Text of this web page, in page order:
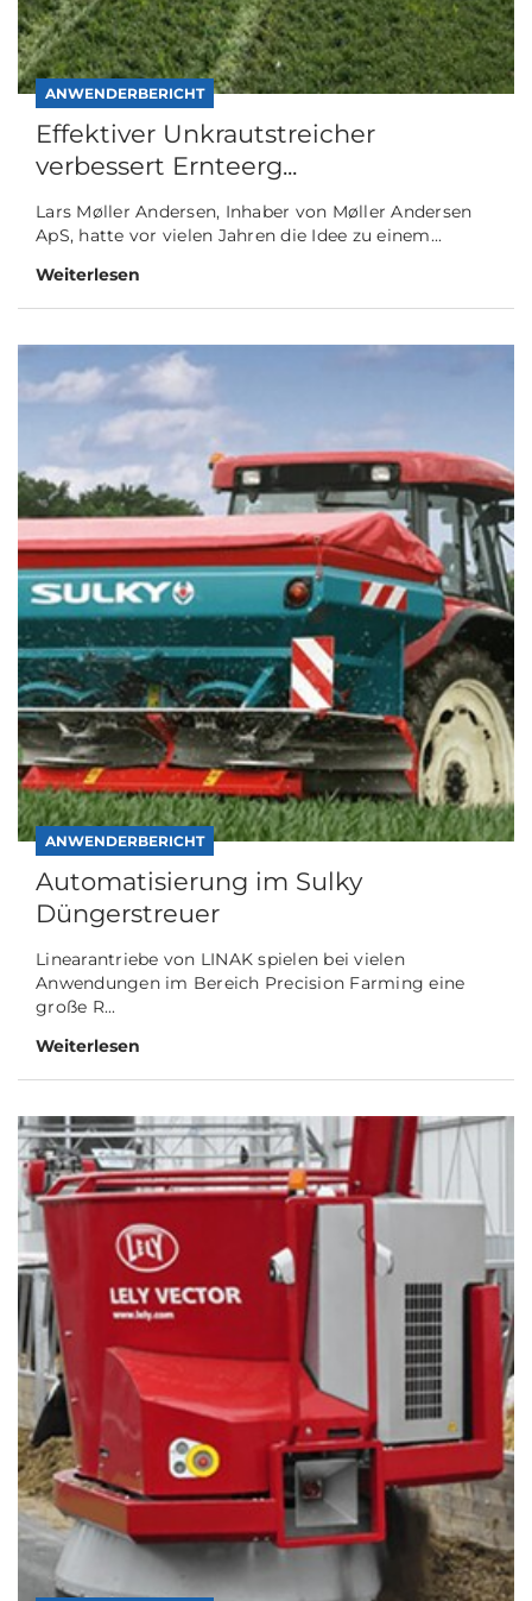
ANWENDERBERICHT
Effektiver Unkrautstreicher
verbessert Ernteerg...
Lars Møller Andersen, Inhaber von Møller Andersen
ApS, hatte vor vielen Jahren die Idee zu einem...
Weiterlesen
ANWENDERBERICHT
Automatisierung im Sulky
Düngerstreuer
Linearantriebe von LINAK spielen bei vielen
Anwendungen im Bereich Precision Farming eine
große R...
Weiterlesen